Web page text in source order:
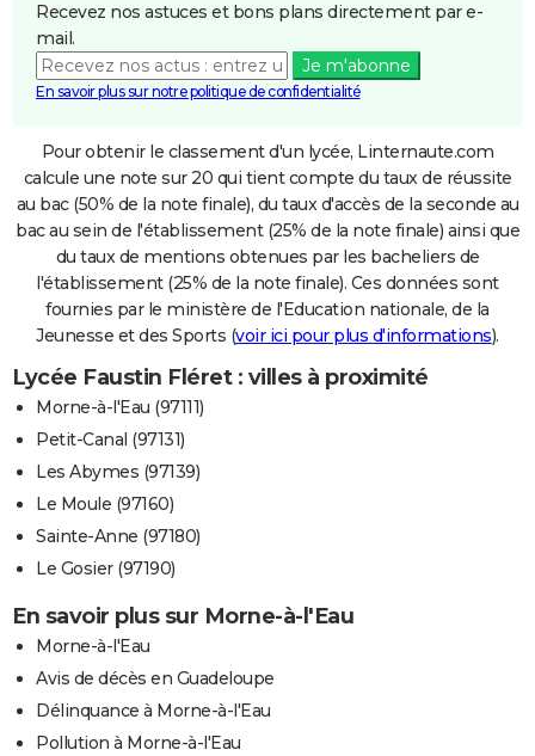
Recevez nos astuces et bons plans directement par e-
mail.
Je m'abonne
En savoir plus sur notre politique de confidentialité
Pour obtenir le classement d'un lycée, Linternaute.com
calcule une note sur 20 qui tient compte du taux de réussite
au bac (50% de la note finale), du taux d'accès de la seconde au
bac au sein de l'établissement (25% de la note finale) ainsi que
du taux de mentions obtenues par les bacheliers de
l'établissement (25% de la note finale). Ces données sont
fournies par le ministère de l'Education nationale, de la
Jeunesse et des Sports (voir ici pour plus d'informations).
Lycée Faustin Fléret : villes à proximité
Morne-à-l'Eau (97111)
Petit-Canal (97131)
Les Abymes (97139)
Le Moule (97160)
Sainte-Anne (97180)
Le Gosier (97190)
En savoir plus sur Morne-à-l'Eau
Morne-à-l'Eau
Avis de décès en Guadeloupe
Délinquance à Morne-à-l'Eau
Pollution à Morne-à-l'Eau